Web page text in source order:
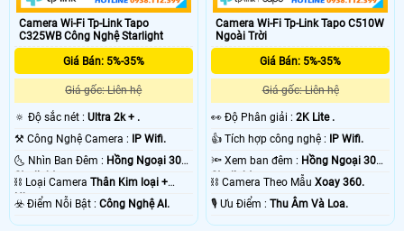
Camera Wi-Fi Tp-Link Tapo
C325WB Công Nghệ Starlight
Giá Bán: 5%-35%
Giá gốc: Liên hệ
🔅 Độ sắc nét : Ultra 2k + .
⚒ Công Nghệ Camera : IP Wifi.
🌜 Nhìn Ban Đêm : Hồng Ngoại 30m
Starlight.
⛓ Loại Camera Thân Kim loại +
Nhựa.
️☣️ Điểm Nỗi Bật : Công Nghệ AI.
Camera Wi-Fi Tp-Link Tapo C510W
Ngoài Trời
Giá Bán: 5%-35%
Giá gốc: Liên hệ
️👀 Độ Phân giải :2K Lite .
👍 Tích hợp công nghệ : IP Wifi.
🔦 Xem ban đêm : Hồng Ngoại 30m
Starlight.
⛓ Camera Theo MẫuXoay 360.
️🎙 Ưu Điểm :Thu Âm Và Loa.